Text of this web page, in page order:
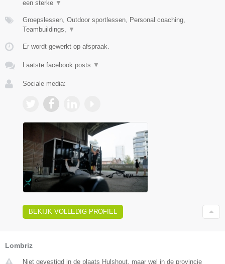
een sterke ▼
Groepslessen, Outdoor sportlessen, Personal coaching,
Teambuildings,
▼
Er wordt gewerkt op afspraak.
Laatste facebook posts ▼
Sociale media:
BEKIJK VOLLEDIG PROFIEL
Lombriz
Niet gevestigd in de plaats Hulshout, maar wel in de provincie